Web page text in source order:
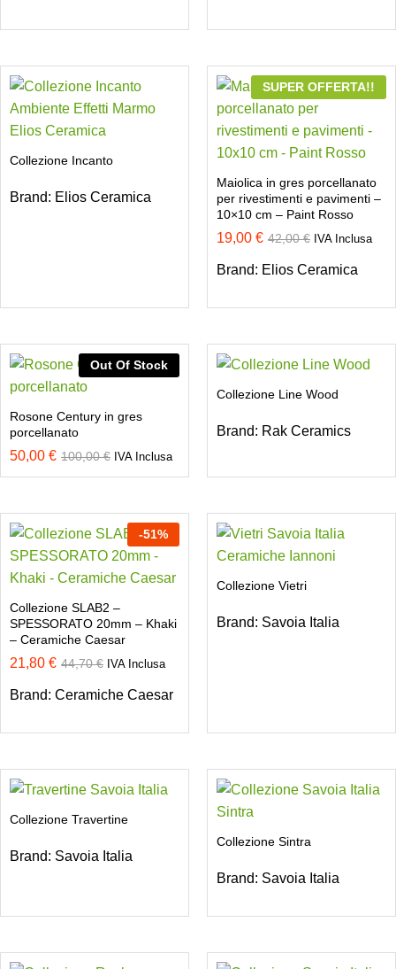
Collezione Incanto
Brand: Elios Ceramica
SUPER OFFERTA!!
Maiolica in gres porcellanato
per rivestimenti e pavimenti –
10×10 cm – Paint Rosso
19,00 € 42,00€ IVA Inclusa
Brand: Elios Ceramica
Out Of Stock
Rosone Century in gres
porcellanato
50,00 € 100,00€ IVA Inclusa
Collezione Line Wood
Brand: Rak Ceramics
-51%
Collezione SLAB2 –
SPESSORATO 20mm – Khaki
– Ceramiche Caesar
21,80 € 44,70€ IVA Inclusa
Brand: Ceramiche Caesar
Collezione Vietri
Brand: Savoia Italia
Collezione Travertine
Brand: Savoia Italia
Collezione Sintra
Brand: Savoia Italia